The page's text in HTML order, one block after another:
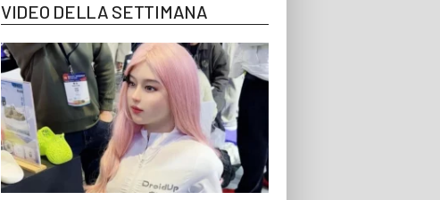
VIDEO DELLA SETTIMANA